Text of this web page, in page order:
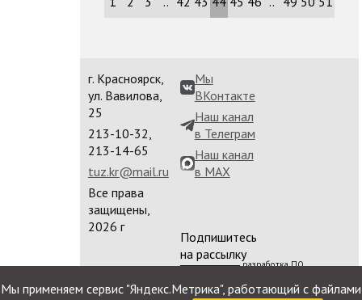
г. Красноярск,
ул. Вавилова,
25
213-10-32,
213-14-65
tuz.kr@mail.ru
Все права
защищены,
2026 г
Мы
ВКонтакте
Наш канал
в Телеграм
Наш канал
в MAX
Подпишитесь
на рассылку
разработка ПО
сайта
Мы применяем сервис "Яндекс.Метрика", работающий с файлами